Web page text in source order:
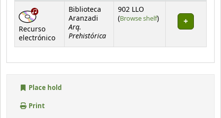
Holdings
Recurso
electrónico
Biblioteca
Aranzadi
Arq.
Prehistórica
902 LLO
(Browse shelf(Opens below)
)
Place hold
Print